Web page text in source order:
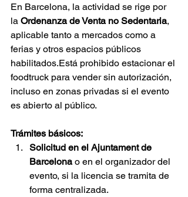
En Barcelona, la actividad se rige por
la Ordenanza de Venta no Sedentaria,
aplicable tanto a mercados como a
ferias y otros espacios públicos
habilitados.Está prohibido estacionar el
foodtruck para vender sin autorización,
incluso en zonas privadas si el evento
es abierto al público.
Trámites básicos:
Solicitud en el Ajuntament de
Barcelona o en el organizador del
evento, si la licencia se tramita de
forma centralizada.